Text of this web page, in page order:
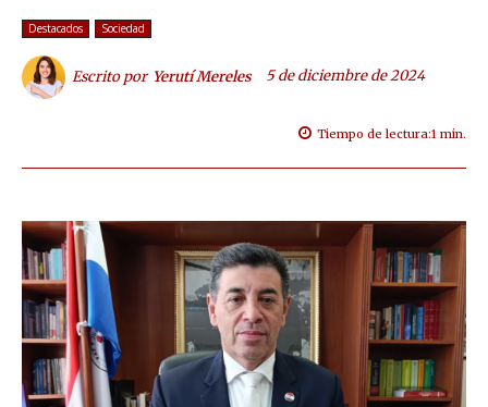
Destacados Sociedad
Escrito por Yerutí Mereles 5 de diciembre de 2024
Tiempo de lectura:1 min.